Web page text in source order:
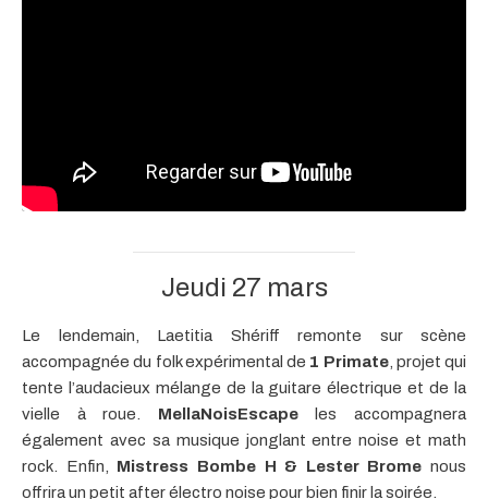
Jeudi 27 mars
Le lendemain, Laetitia Shériff remonte sur scène
accompagnée du folk expérimental de 1 Primate, projet qui
tente l’audacieux mélange de la guitare électrique et de la
vielle à roue. MellaNoisEscape
les accompagnera
également avec sa musique jonglant entre noise et math
rock. Enfin, Mistress Bombe H & Lester Brome nous
offrira un petit after électro noise pour bien finir la soirée.